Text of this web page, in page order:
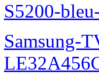
S5200-
Samsung-